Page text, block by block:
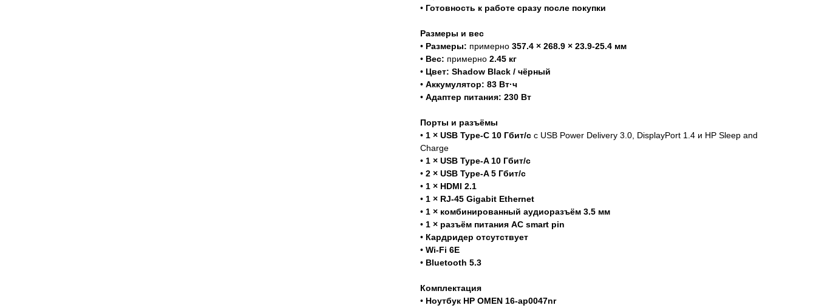
• Готовность к работе сразу после покупки
Размеры и вес
• Размеры: примерно 357.4 × 268.9 × 23.9-25.4 мм
• Вес: примерно 2.45 кг
• Цвет: Shadow Black / чёрный
• Аккумулятор: 83 Вт·ч
• Адаптер питания: 230 Вт
Порты и разъёмы
• 1 × USB Type-C 10 Гбит/с с USB Power Delivery 3.0, DisplayPort 1.4 и HP Sleep and
Charge
• 1 × USB Type-A 10 Гбит/с
• 2 × USB Type-A 5 Гбит/с
• 1 × HDMI 2.1
• 1 × RJ-45 Gigabit Ethernet
• 1 × комбинированный аудиоразъём 3.5 мм
• 1 × разъём питания AC smart pin
• Кардридер отсутствует
• Wi-Fi 6E
• Bluetooth 5.3
Комплектация
• Ноутбук HP OMEN 16-ap0047nr